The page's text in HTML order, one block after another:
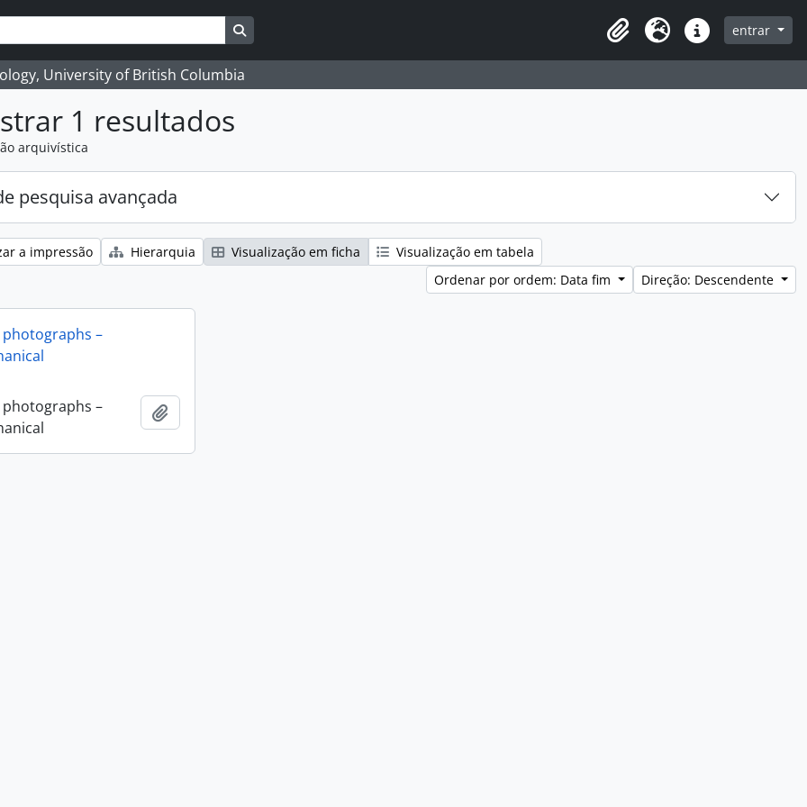
Search in browse page
Clipboard
Idioma Ligações rápidas
entrar
University of British Columbia
1 resultados
arquivística
pesquisa avançada
a impressão Hierarquia Visualização em ficha
Visualização em tabela
Ordenar por ordem: Data fim
Direção: Descendente
–
–